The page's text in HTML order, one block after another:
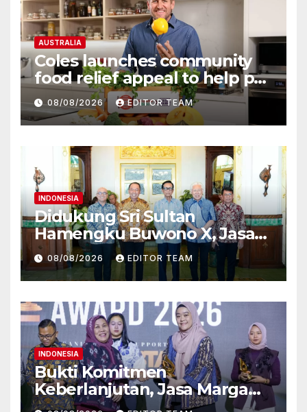
AUSTRALIA
Coles launches community
food relief appeal to help put
more meals on Australian
tables
08/08/2026 EDITOR TEAM
INDONESIA
Didukung Sri Sultan
Hamengku Buwono X, Jasa
Marga Percepat
Pengembangan Akses
Bokoharjo Tol Jogja-Solo
untuk Dukung Konektivitas
DIY
08/08/2026 EDITOR TEAM
INDONESIA
Bukti Komitmen
Keberlanjutan, Jasa Marga
Raih Predikat Gold pada 6th